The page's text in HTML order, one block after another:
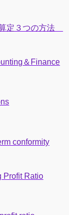
定３つの方法
＆Finance
conformity
Ratio